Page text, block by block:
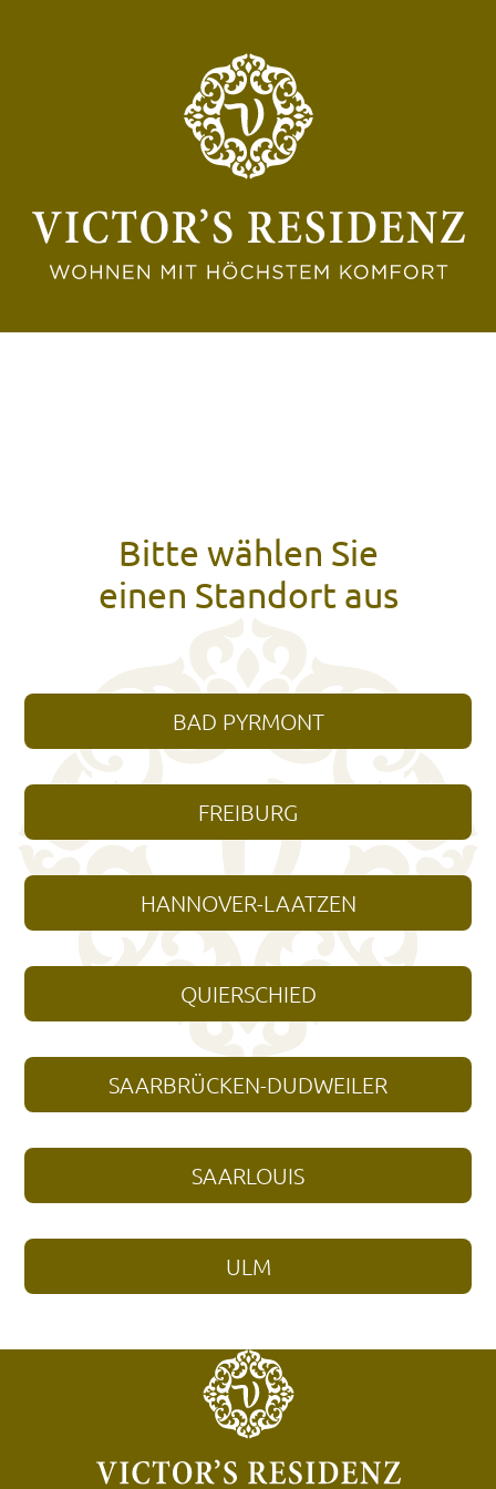
Bitte wählen Sie
einen Standort aus
BAD PYRMONT
FREIBURG
HANNOVER-LAATZEN
QUIERSCHIED
SAARBRÜCKEN-DUDWEILER
SAARLOUIS
ULM